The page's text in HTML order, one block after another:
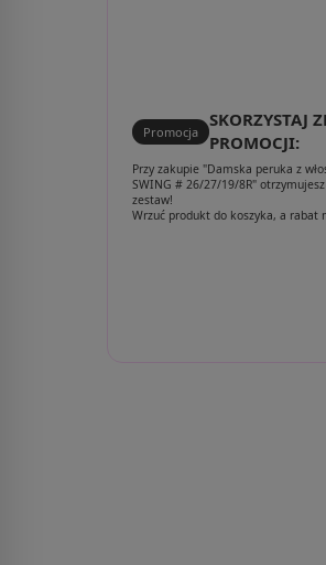
Promocja
SKORZYSTAJ
PROMOCJI:
Przy zakupie "Damska peruka z
SWING # 26/27/19/8R" otrzymujesz
zestaw!
Wrzuć produkt do koszyka, a rabat